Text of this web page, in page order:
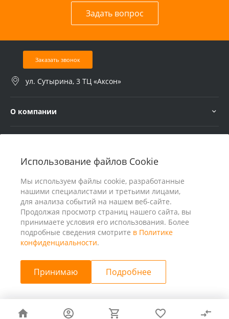
Использование файлов Cookie
Мы используем файлы cookie, разработанные
нашими специалистами и третьими лицами,
для анализа событий на нашем веб-сайте.
Продолжая просмотр страниц нашего сайта, вы
принимаете условия его использования. Более
подробные сведения смотрите в Политике
конфиденциальности.
Принимаю Подробнее
Задать вопрос
Заказать звонок
ул. Сутырина, 3 ТЦ «Аксон»
О компании
© 2026 ООО «25 Киловатт» ИНН 4401188290, Все права
защищены